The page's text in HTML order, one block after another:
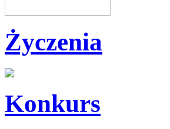
Życzenia
Konkurs